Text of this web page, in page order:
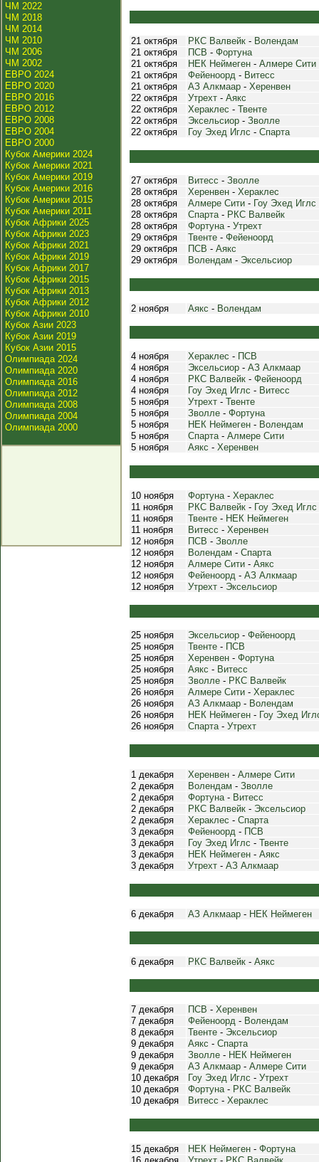
ЧМ 2022
ЧМ 2018
ЧМ 2014
ЧМ 2010
ЧМ 2006
ЧМ 2002
ЕВРО 2024
ЕВРО 2020
ЕВРО 2016
ЕВРО 2012
ЕВРО 2008
ЕВРО 2004
ЕВРО 2000
Кубок Америки 2024
Кубок Америки 2021
Кубок Америки 2019
Кубок Америки 2016
Кубок Америки 2015
Кубок Америки 2011
Кубок Африки 2025
Кубок Африки 2023
Кубок Африки 2021
Кубок Африки 2019
Кубок Африки 2017
Кубок Африки 2015
Кубок Африки 2013
Кубок Африки 2012
Кубок Африки 2010
Кубок Азии 2023
Кубок Азии 2019
Кубок Азии 2015
Олимпиада 2024
Олимпиада 2020
Олимпиада 2016
Олимпиада 2012
Олимпиада 2008
Олимпиада 2004
Олимпиада 2000
21 октября РКС Валвейк - Волендам
21 октября
ПСВ - Фортуна
21 октября
НЕК Неймеген - Алмере Сити
21 октября
Фейеноорд - Витесс
21 октября
АЗ Алкмаар - Херенвен
22 октября
Утрехт - Аякс
22 октября
Хераклес - Твенте
22 октября
Эксельсиор - Зволле
22 октября
Гоу Эхед Иглс - Спарта
27 октября Витесс - Зволле
28 октября
Херенвен - Хераклес
28 октября
Алмере Сити - Гоу Эхед Иглс
28 октября
Спарта- РКС Валвейк
28 октября
Фортуна- Утрехт
29 октября
Твенте - Фейеноорд
29 октября
ПСВ - Аякс
29 октября
Волендам - Эксельсиор
2 ноября Аякс - Волендам
4 ноября Хераклес - ПСВ
4 ноября
Эксельсиор - АЗ Алкмаар
4 ноября
РКС Валвейк - Фейеноорд
4 ноября
Гоу Эхед Иглс - Витесс
5 ноября
Утрехт - Твенте
5 ноября
Зволле - Фортуна
5 ноября
НЕК Неймеген - Волендам
5 ноября
Спарта- Алмере Сити
5 ноября
Аякс - Херенвен
10 ноября Фортуна- Хераклес
11 ноября
РКС Валвейк - Гоу Эхед Иглс
11 ноября
Твенте - НЕК Неймеген
11 ноября
Витесс - Херенвен
12 ноября
ПСВ - Зволле
12 ноября
Волендам - Спарта
12 ноября
Алмере Сити - Аякс
12 ноября
Фейеноорд - АЗ Алкмаар
12 ноября
Утрехт - Эксельсиор
25 ноября Эксельсиор - Фейеноорд
25 ноября
Твенте - ПСВ
25 ноября
Херенвен - Фортуна
25 ноября
Аякс - Витесс
25 ноября
Зволле - РКС Валвейк
26 ноября
Алмере Сити - Хераклес
26 ноября
АЗ Алкмаар - Волендам
26 ноября
НЕК Неймеген - Гоу Эхед
26 ноября
Спарта- Утрехт
1 декабря Херенвен - Алмере Сити
2 декабря
Волендам - Зволле
2 декабря
Фортуна- Витесс
2 декабря
РКС Валвейк - Эксельсиор
2 декабря
Хераклес - Спарта
3 декабря
Фейеноорд - ПСВ
3 декабря
Гоу Эхед Иглс - Твенте
3 декабря
НЕК Неймеген - Аякс
3 декабря
Утрехт - АЗ Алкмаар
6 декабря АЗ Алкмаар - НЕК Неймеген
6 декабря РКС Валвейк - Аякс
7 декабря ПСВ - Херенвен
7 декабря
Фейеноорд - Волендам
8 декабря
Твенте - Эксельсиор
9 декабря
Аякс - Спарта
9 декабря
Зволле - НЕК Неймеген
9 декабря
АЗ Алкмаар - Алмере Сити
10 декабря
Гоу Эхед Иглс - Утрехт
10 декабря
Фортуна- РКС Валвейк
10 декабря
Витесс - Хераклес
15 декабря НЕК Неймеген - Фортуна